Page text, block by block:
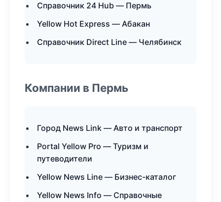
Справочник 24 Hub — Пермь
Yellow Hot Express — Абакан
Справочник Direct Line — Челябинск
Компании в Пермь
Город News Link — Авто и транспорт
Portal Yellow Pro — Туризм и
путеводители
Yellow News Line — Бизнес-каталог
Yellow News Info — Справочные